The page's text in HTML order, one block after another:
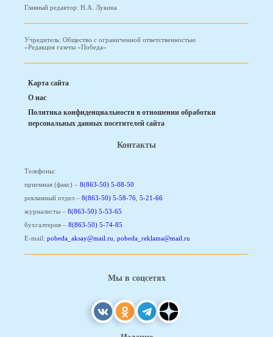
Главный редактор: Н.А. Лукина
Учредитель: Общество с ограниченной ответственностью
«Редакция газеты «Победа»
Карта сайта
О нас
Политика конфиденциальности в отношении обработки
персональных данных посетителей сайта
Контакты
Телефоны:
приемная (факс) – 8(863-50) 5-08-50
рекламный отдел – 8(863-50) 5-58-76 5-21-66
журналисты – 8(863-50) 5-53-65
бухгалтерия – 8(863-50) 5-74-85
E-mail: pobeda_aksay@mail.ru pobeda_reklama@mail.ru
Мы в соцсетях